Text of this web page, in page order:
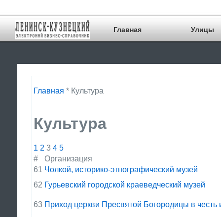
Главная Улицы
Главная * Культура
Культура
1 2 3 4 5
#
Организация
61 Чолкой, историко-этнографический музей
62 Гурьевский городской краеведческий музей
63 Приход церкви Пресвятой Богородицы в честь